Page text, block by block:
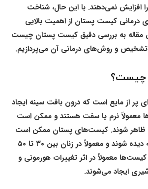
افزایش نمی‌دهند. با این حال، شناخت
درمانی کیست پستان از اهمیت بالایی
مقاله به بررسی دقیق کیست پستان چیست
تشخیص و روش‌های درمانی آن می‌پردازیم.
چیست؟
از مایع است که درون بافت سینه ایجاد
معمولاً نرم یا سفت هستند و ممکن است
ظاهر شوند. کیست‌های پستان ممکن است
در یک یا هر دو سینه دیده شوند و معمولاً در زنان بین ۳۰ تا ۵۰
معمولاً در اثر تغییرات هورمونی و
ایجاد می‌شوند.